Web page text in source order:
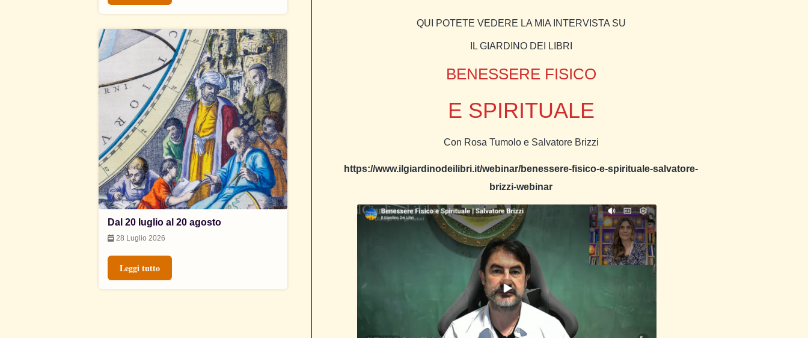
Dal 20 luglio al 20 agosto
28 Luglio 2026
Leggi tutto
QUI POTETE VEDERE LA MIA INTERVISTA SU
IL GIARDINO DEI LIBRI
BENESSERE FISICO
E SPIRITUALE
Con Rosa Tumolo e Salvatore Brizzi
https://www.ilgiardinodeilibri.it/webinar/benessere-fisico-e-spirituale-salvatore-
brizzi-webinar